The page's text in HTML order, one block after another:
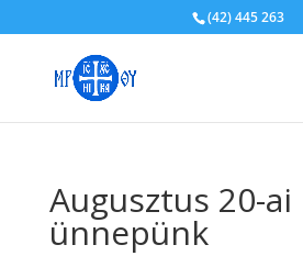
(42) 445 263
Augusztus 20-ai
ünnepünk